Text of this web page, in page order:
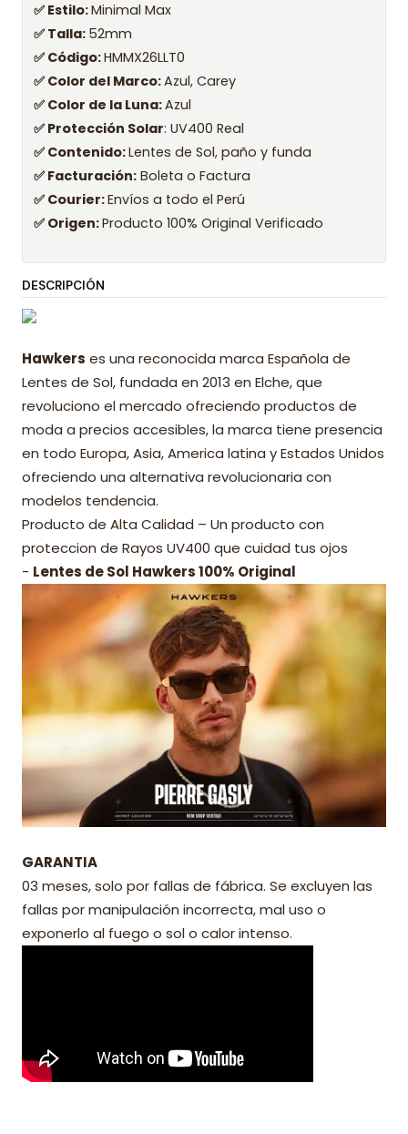
✅ Estilo:Minimal Max
✅ Talla: 52mm
✅ Código:HMMX26LLT0
✅ Color del Marco:Azul, Carey
✅ Color de la Luna:Azul
✅ Protección Solar: UV400 Real
✅ Contenido:Lentes de Sol, paño y funda
✅ Facturación: Boleta o Factura
✅ Courier:Envíos a todo el Perú
✅ Origen:Producto 100% Original Verificado
DESCRIPCIÓN
Hawkers es una reconocida marca Española de
Lentes de Sol, fundada en 2013 en Elche, que
revoluciono el mercado ofreciendo productos de
moda a precios accesibles, la marca tiene presencia
en todo Europa, Asia, America latina y Estados Unidos
ofreciendo una alternativa revolucionaria con
modelos tendencia.
Producto de Alta Calidad – Un producto con
proteccion de Rayos UV400 que cuidad tus ojos
- Lentes de Sol Hawkers 100% Original
GARANTIA
03 meses, solo por fallas de fábrica. Se excluyen las
fallas por manipulación incorrecta, mal uso o
exponerlo al fuego o sol o calor intenso.